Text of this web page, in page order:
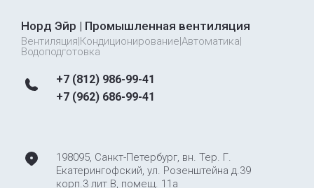
Норд Эйр | Промышленная вентиляция
Вентиляция|Кондиционирование|Автоматика|
Водоподготовка
+7 (812) 986-99-41
+7 (962) 686-99-41
198095, Санкт-Петербург, вн. Тер. Г.
Екатерингофский, ул. Розенштейна д.39
корп.3 лит В, помещ. 11а